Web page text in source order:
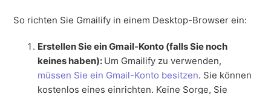
So richten Sie Gmailify in einem Desktop-Browser ein:
Erstellen Sie ein Gmail-Konto (falls Sie noch
keines haben): Um Gmailify zu verwenden,
müssen Sie ein Gmail-Konto besitzen. Sie können
kostenlos eines einrichten. Keine Sorge, Sie